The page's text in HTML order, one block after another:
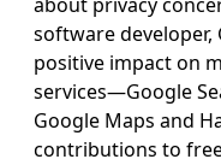
software developer,
positive impact on
services―Google
Google Maps and
contributions to